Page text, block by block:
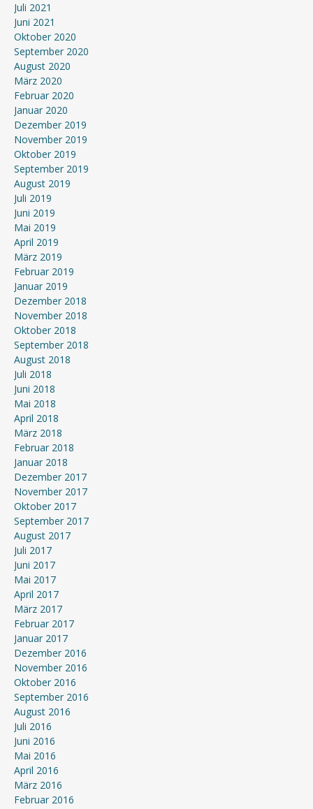
Juli 2021
Juni 2021
Oktober 2020
September 2020
August 2020
März 2020
Februar 2020
Januar 2020
Dezember 2019
November 2019
Oktober 2019
September 2019
August 2019
Juli 2019
Juni 2019
Mai 2019
April 2019
März 2019
Februar 2019
Januar 2019
Dezember 2018
November 2018
Oktober 2018
September 2018
August 2018
Juli 2018
Juni 2018
Mai 2018
April 2018
März 2018
Februar 2018
Januar 2018
Dezember 2017
November 2017
Oktober 2017
September 2017
August 2017
Juli 2017
Juni 2017
Mai 2017
April 2017
März 2017
Februar 2017
Januar 2017
Dezember 2016
November 2016
Oktober 2016
September 2016
August 2016
Juli 2016
Juni 2016
Mai 2016
April 2016
März 2016
Februar 2016